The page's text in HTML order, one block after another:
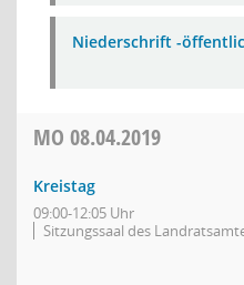
Niederschrift -
MO 08.04.2019
Kreistag
09:00-12:05 Uhr
Sitzungssaal des